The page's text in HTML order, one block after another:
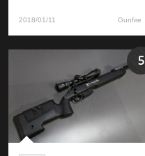
2018/01/11 Gunfire
5